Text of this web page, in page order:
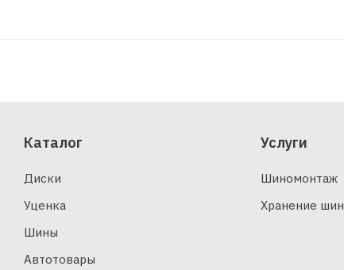
Каталог
Диски
Уценка
Шины
Автотовары
Услуги
Шиномонтаж
Хранение шин